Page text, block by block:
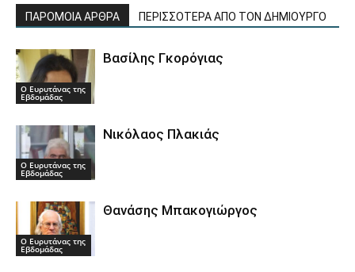
ΠΑΡΟΜΟΙΑ ΑΡΘΡΑ ΠΕΡΙΣΣΟΤΕΡΑ ΑΠΟ ΤΟΝ ΔΗΜΙΟΥΡΓΟ
Ο Ευρυτάνας της
Εβδομάδας
Βασίλης Γκορόγιας
Ο Ευρυτάνας της
Εβδομάδας
Νικόλαος Πλακιάς
Ο Ευρυτάνας της
Εβδομάδας
Θανάσης Μπακογιώργος